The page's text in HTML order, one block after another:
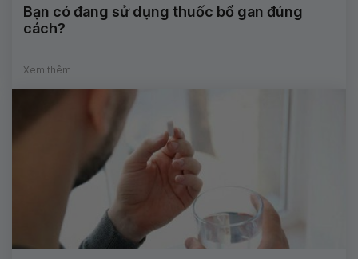
Bạn có đang sử dụng thuốc bổ gan đúng
cách?
Xem thêm